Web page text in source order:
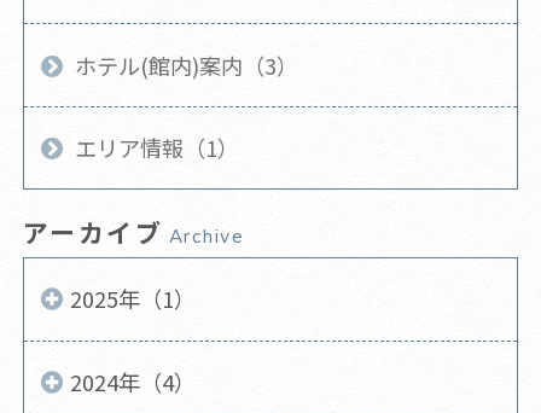
ホテル(館内)案内（3）
エリア情報（1）
アーカイブ Archive
2025年（1）
2024年（4）